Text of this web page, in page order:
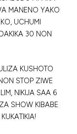
MANENO YAKO
UCHUMI
30 NON
KUSHOTO
STOP ZIWE
NIKIJA SAA 6
SHOW KlBABE